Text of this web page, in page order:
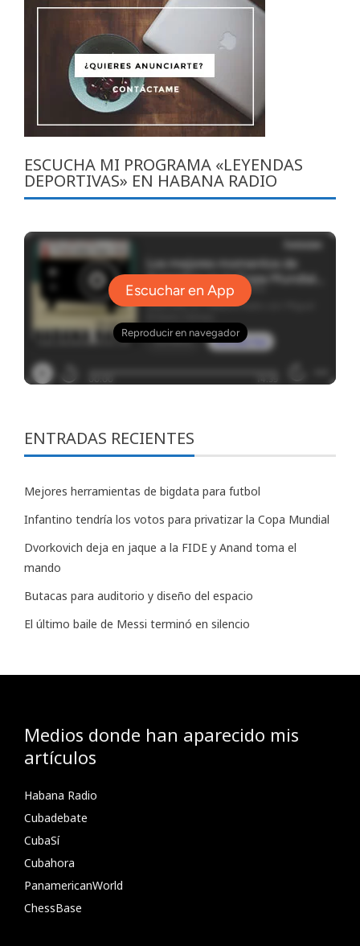
ESCUCHA MI PROGRAMA «LEYENDAS
DEPORTIVAS» EN HABANA RADIO
ENTRADAS RECIENTES
Mejores herramientas de bigdata para futbol
Infantino tendría los votos para privatizar la Copa Mundial
Dvorkovich deja en jaque a la FIDE y Anand toma el
mando
Butacas para auditorio y diseño del espacio
El último baile de Messi terminó en silencio
Medios donde han aparecido mis
artículos
Habana Radio
Cubadebate
CubaSí
Cubahora
PanamericanWorld
ChessBase